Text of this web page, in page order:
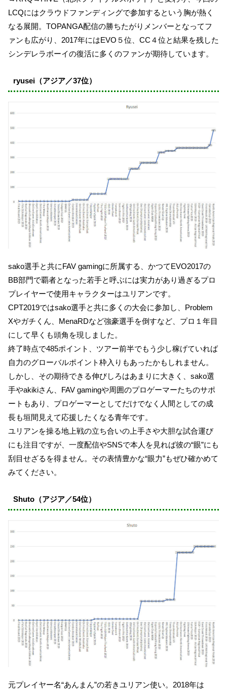
LCQにはクラウドファンディングで参加するという胸が熱く
なる展開。TOPANGA配信の勝ちたがりメンバーとなってフ
ァンも広がり、2017年にはEVO５位、CC４位と結果を残した
シンデレラボーイの復活に多くのファンが期待しています。
ryusei（アジア／37位）
sako選手と共にFAV gamingに所属する、かつてEVO2017の
BB部門で覇者となった若手と呼ぶには実力があり過ぎるプロ
プレイヤーで使用キャラクターはユリアンです。
CPT2019ではsako選手と共に多くの大会に参加し、Problem
Xやガチくん、MenaRDなど強豪選手を倒すなど、プロ１年目
にして早くも頭角を現しました。
終了時点で485ポイント、ツアー前半でもう少し稼げていれば
自力のグローバルポイント枠入りもあったかもしれません。
しかし、その期待できる伸びしろはあまりに大きく、sako選
手やakikiさん、FAV gamingや周囲のプロゲーマーたちのサポ
ートもあり、プロゲーマーとしてだけでなく人間としての成
長も垣間見えて応援したくなる青年です。
ユリアンを操る地上戦の立ち合いの上手さや大胆な試合運び
にも注目ですが、一度配信やSNSで本人を見れば彼の“眼”にも
刮目せざるを得ません。その表情豊かな“眼力”もぜひ確かめて
みてください。
Shuto（アジア／54位）
元プレイヤー名“あんまん”の若きユリアン使い。2018年は